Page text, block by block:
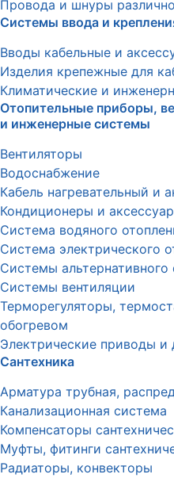
Провода и шнуры
Системы ввода и
Вводы кабельные и
Изделия крепежные для
Климатические и
Отопительные приборы,
и инженерные системы
Вентиляторы
Водоснабжение
Кабель нагревательный и
Кондиционеры и
Система водяного
Система электрического
Системы альтернативного
Системы вентиляции
Терморегуляторы,
обогревом
Электрические приводы и
Сантехника
Арматура трубная,
Канализационная система
Компенсаторы
Муфты, фитинги
Радиаторы, конвекторы